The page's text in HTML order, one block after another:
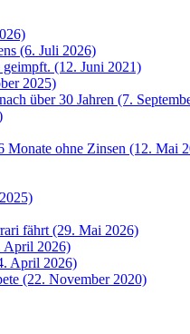
(6. Juli 2026)
(12. Juni 2021)
2025)
über 30 Jahren (7.
Monate ohne Zinsen (12. Mai
fährt (29. Mai 2026)
April 2026)
April 2026)
(22. November 2020)